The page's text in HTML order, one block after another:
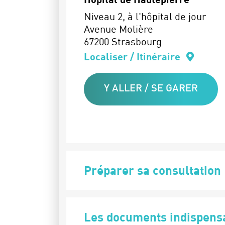
Niveau 2, à l'hôpital de jour
Avenue Molière
67200 Strasbourg
Localiser / Itinéraire
Y ALLER / SE GARER
Préparer sa consultation
Les documents